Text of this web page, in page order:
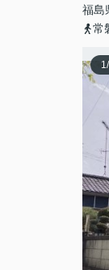
福島
常
1/